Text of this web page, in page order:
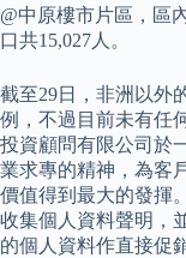
@中原樓市片區，區
口共15,027人。
截至29日，非洲以外
例，不過目前未有任
投資顧問有限公司於
業求專的精神，為客
價值得到最大的發揮
收集個人資料聲明，
的個人資料作直接促